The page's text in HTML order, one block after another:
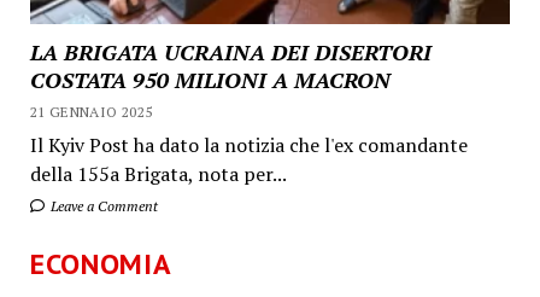
LA BRIGATA UCRAINA DEI DISERTORI
COSTATA 950 MILIONI A MACRON
21 GENNAIO 2025
Il Kyiv Post ha dato la notizia che l'ex comandante
della 155a Brigata, nota per...
Leave a Comment
ECONOMIA